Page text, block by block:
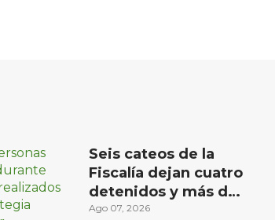
Seis cateos de la
Fiscalía dejan cuatro
detenidos y más de
mil dosis
Ago 07, 2026